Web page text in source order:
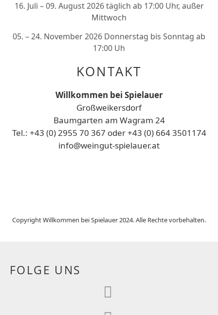
16. Juli – 09. August 2026 täglich ab 17:00 Uhr, außer
Mittwoch
05. – 24. November 2026 Donnerstag bis Sonntag ab
17:00 Uh
KONTAKT
Willkommen bei Spielauer
Großweikersdorf
Baumgarten am Wagram 24
Tel.: +43 (0) 2955 70 367 oder +43 (0) 664 3501174
info@weingut-spielauer.at
Copyright Willkommen bei Spielauer 2024. Alle Rechte vorbehalten.
FOLGE UNS